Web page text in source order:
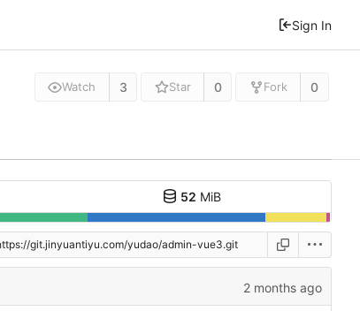
Sign In
Watch 3 Star 0 Fork 0
52 MiB